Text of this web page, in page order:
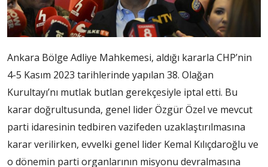
Ankara Bölge Adliye Mahkemesi, aldığı kararla CHP’nin
4-5 Kasım 2023 tarihlerinde yapılan 38. Olağan
Kurultayı’nı mutlak butlan gerekçesiyle iptal etti. Bu
karar doğrultusunda, genel lider Özgür Özel ve mevcut
parti idaresinin tedbiren vazifeden uzaklaştırılmasına
karar verilirken, evvelki genel lider Kemal Kılıçdaroğlu ve
o dönemin parti organlarının misyonu devralmasına